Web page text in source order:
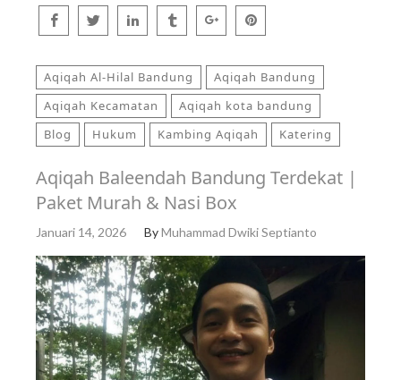
Aqiqah Al-Hilal Bandung
Aqiqah Bandung
Aqiqah Kecamatan
Aqiqah kota bandung
Blog
Hukum Kambing Aqiqah Katering
Aqiqah Baleendah Bandung Terdekat |
Paket Murah & Nasi Box
Januari 14, 2026 ByMuhammad Dwiki Septianto